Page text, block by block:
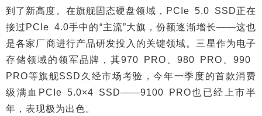
到了新高度。在旗舰固态硬盘领域，PCIe 5.0 SSD正在
接过PCIe 4.0手中的“主流”大旗，份额逐渐增长——这也
是各家厂商进行产品研发投入的关键领域。三星作为电子
存储领域的领军品牌，其970 PRO、980 PRO、990
PRO等旗舰SSD久经市场考验，今年一季度的首款消费
级满血PCIe 5.0×4 SSD——9100 PRO也已经上市半
年，表现极为出色。